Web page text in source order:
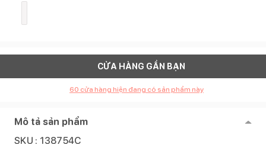
CỬA HÀNG GẦN BẠN
60 cửa hàng hiện đang có sản phẩm này
Mô tả sản phẩm
SKU : 138754C